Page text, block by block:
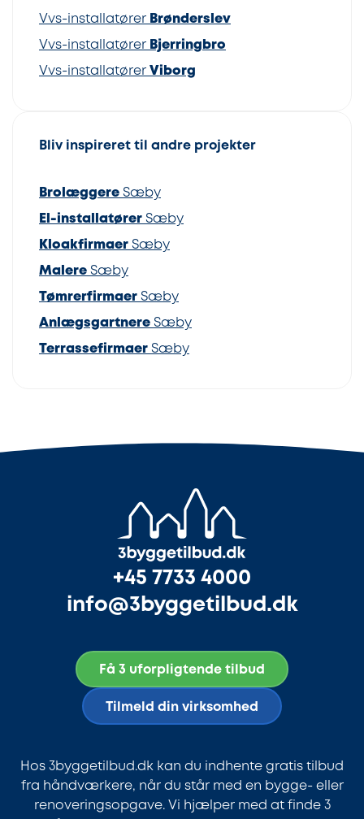
Vvs-installatører Brønderslev
Vvs-installatører Bjerringbro
Vvs-installatører Viborg
Bliv inspireret til andre projekter
Brolæggere Sæby
El-installatører Sæby
Kloakfirmaer Sæby
Malere Sæby
Tømrerfirmaer Sæby
Anlægsgartnere Sæby
Terrassefirmaer Sæby
+45 7733 4000
info@3byggetilbud.dk
Få 3 uforpligtende tilbud
Tilmeld din virksomhed
Hos 3byggetilbud.dk kan du indhente gratis tilbud
fra håndværkere, når du står med en bygge- eller
renoveringsopgave. Vi hjælper med at finde 3